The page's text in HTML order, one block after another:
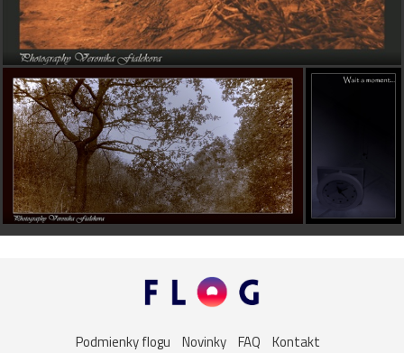
Podmienky flogu Novinky FAQ Kontakt